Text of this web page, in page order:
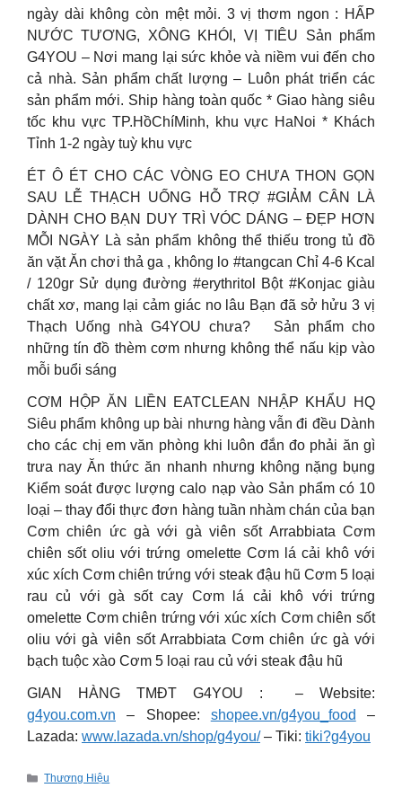
ngày dài không còn mệt mỏi. 3 vị thơm ngon : HẤP
NƯỚC TƯƠNG, XÔNG KHÓI, VỊ TIÊU Sản phẩm
G4YOU – Nơi mang lại sức khỏe và niềm vui đến cho
cả nhà. Sản phẩm chất lượng – Luôn phát triển các
sản phẩm mới. Ship hàng toàn quốc * Giao hàng siêu
tốc khu vực TP.HồChíMinh, khu vực HaNoi * Khách
Tỉnh 1-2 ngày tuỳ khu vực
ÉT Ô ÉT CHO CÁC VÒNG EO CHƯA THON GỌN
SAU LỄ THẠCH UỐNG HỖ TRỢ #GIẢM CÂN LÀ
DÀNH CHO BẠN DUY TRÌ VÓC DÁNG – ĐẸP HƠN
MỖI NGÀY Là sản phẩm không thể thiếu trong tủ đồ
ăn vặt Ăn chơi thả ga , không lo #tangcan Chỉ 4-6 Kcal
/ 120gr Sử dụng đường #erythritol Bột #Konjac giàu
chất xơ, mang lại cảm giác no lâu Bạn đã sở hửu 3 vị
Thạch Uống nhà G4YOU chưa?
Sản phẩm cho
những tín đồ thèm cơm nhưng không thể nấu kịp vào
mỗi buổi sáng
CƠM HỘP ĂN LIỀN EATCLEAN NHẬP KHẨU HQ
Siêu phẩm không up bài nhưng hàng vẫn đi đều Dành
cho các chị em văn phòng khi luôn đắn đo phải ăn gì
trưa nay Ăn thức ăn nhanh nhưng không nặng bụng
Kiểm soát được lượng calo nạp vào Sản phẩm có 10
loại – thay đổi thực đơn hàng tuần nhàm chán của bạn
Cơm chiên ức gà với gà viên sốt Arrabbiata Cơm
chiên sốt oliu với trứng omelette Cơm lá cải khô với
xúc xích Cơm chiên trứng với steak đậu hũ Cơm 5 loại
rau củ với gà sốt cay Cơm lá cải khô với trứng
omelette Cơm chiên trứng với xúc xích Cơm chiên sốt
oliu với gà viên sốt Arrabbiata Cơm chiên ức gà với
bạch tuộc xào Cơm 5 loại rau củ với steak đậu hũ
GIAN HÀNG TMĐT G4YOU : – Website:
g4you.com.vn – Shopee: shopee.vn/g4you_food
–
Lazada: www.lazada.vn/shop/g4you/– Tiki: tiki?g4you
Categories
Thương Hiệu